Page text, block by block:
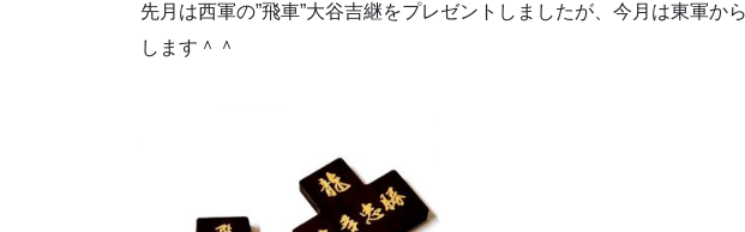
先月は西軍の”飛車”大谷吉継をプレゼントしましたが、今月は東軍か
します＾＾